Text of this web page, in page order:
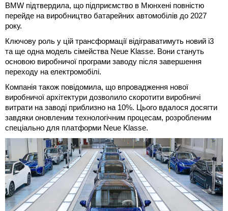
BMW підтвердила, що підприємство в Мюнхені повністю
перейде на виробництво батарейних автомобілів до 2027
року.
Ключову роль у цій трансформації відіграватимуть новий i3
та ще одна модель сімейства Neue Klasse. Вони стануть
основою виробничої програми заводу після завершення
переходу на електромобілі.
Компанія також повідомила, що впровадження нової
виробничої архітектури дозволило скоротити виробничі
витрати на заводі приблизно на 10%. Цього вдалося досягти
завдяки оновленим технологічним процесам, розробленим
спеціально для платформи Neue Klasse.